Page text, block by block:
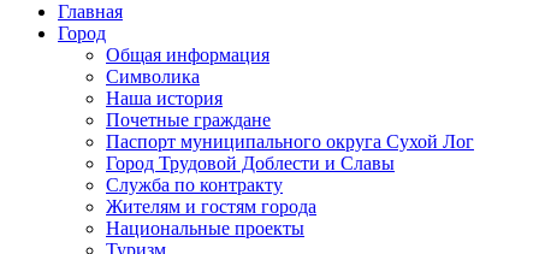
Главная
Город
Общая информация
Символика
Наша история
Почетные граждане
Паспорт муниципального округа Сухой Лог
Город Трудовой Доблести и Славы
Служба по контракту
Жителям и гостям города
Национальные проекты
Туризм